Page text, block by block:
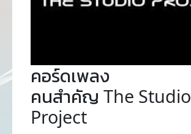
คอร์ดเพลง
คนสำคัญ The Studio
Project